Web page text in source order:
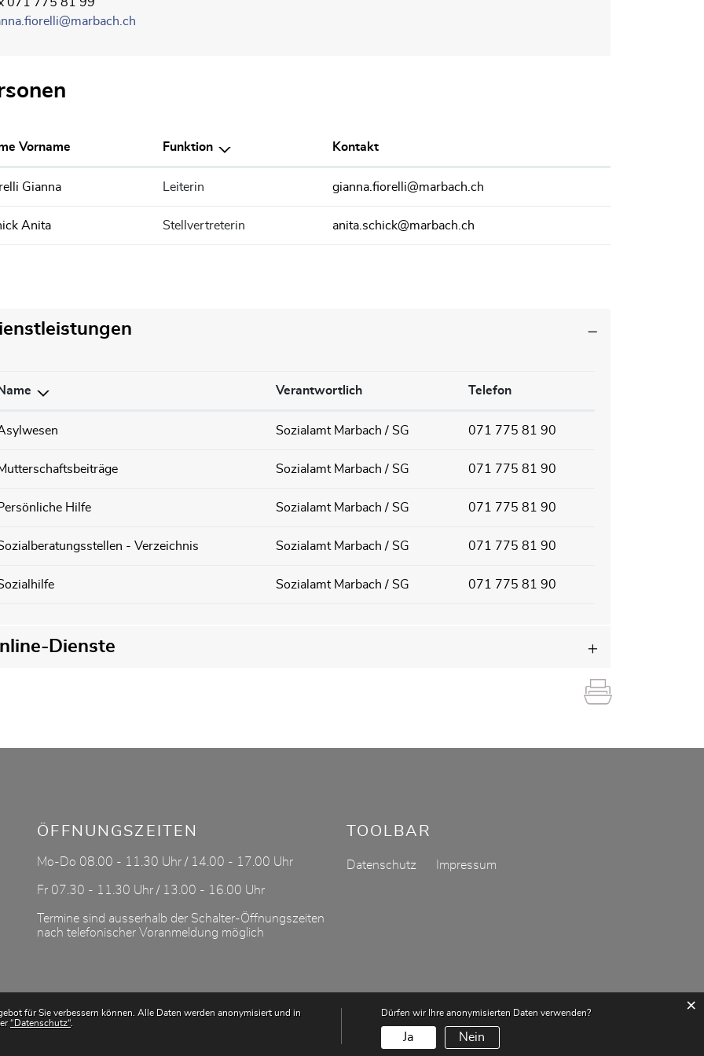
Vorname Funktion Kontakt
Gianna Leiterin gianna.fiorelli@marbach.ch
Anita Stellvertreterin anita.schick@marbach.ch
Verantwortlich Telefon
Sozialamt Marbach / SG 071 775 81 90
Sozialamt Marbach / SG 071 775 81 90
Hilfe Sozialamt Marbach / SG 071 775 81 90
- Verzeichnis Sozialamt Marbach / SG 071 775 81 90
Sozialamt Marbach / SG 071 775 81 90
Dienste
ÖFFNUNGSZEITEN
Mo-Do 08.00 - 11.30 Uhr / 14.00 - 17.00 Uhr
Fr 07.30 - 11.30 Uhr / 13.00 - 16.00 Uhr
Termine sind ausserhalb der Schalter-Öffnungszeiten
nach telefonischer Voranmeldung möglich
TOOLBAR
Datenschutz Impressum
für Sie verbessern können. Alle Daten werden anonymisiert und in
“Datenschutz“.
Dürfen wir Ihre anonymisierten Daten verwenden?
Ja Nein
×